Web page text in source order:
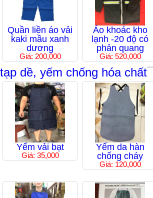
Quần liền áo vải
kaki mầu xanh
dương
Giá: 200,000
Áo khoác kho
lạnh -20 độ có
phản quang
Giá: 520,000
tạp dề, yếm chống hóa chất
Yếm vải bạt
Giá: 35,000
Yếm da hàn
chống cháy
Giá: 120,000